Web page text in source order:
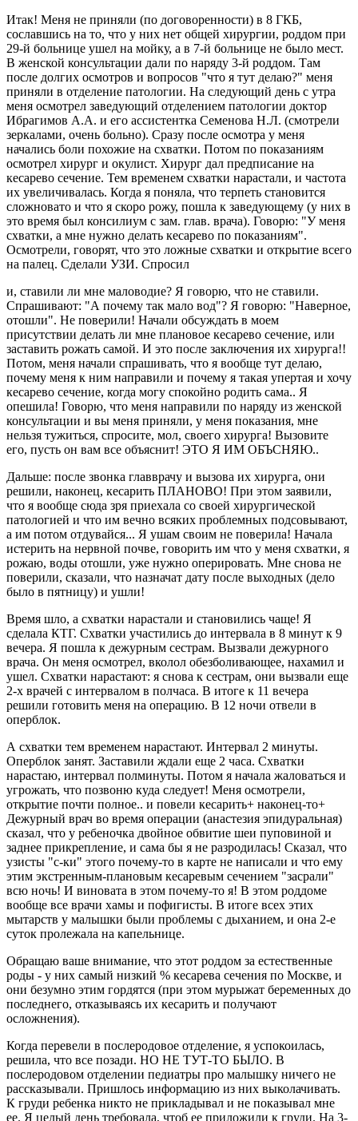
Итак! Меня не приняли (по договоренности) в 8 ГКБ,
сославшись на то, что у них нет общей хирургии, роддом при
29-й больнице ушел на мойку, а в 7-й больнице не было мест.
В женской консультации дали по наряду 3-й роддом. Там
после долгих осмотров и вопросов "что я тут делаю?" меня
приняли в отделение патологии. На следующий день с утра
меня осмотрел заведующий отделением патологии доктор
Ибрагимов А.А. и его ассистентка Семенова Н.Л. (смотрели
зеркалами, очень больно). Сразу после осмотра у меня
начались боли похожие на схватки. Потом по показаниям
осмотрел хирург и окулист. Хирург дал предписание на
кесарево сечение. Тем временем схватки нарастали, и частота
их увеличивалась. Когда я поняла, что терпеть становится
сложновато и что я скоро рожу, пошла к заведующему (у них в
это время был консилиум с зам. глав. врача). Говорю: "У меня
схватки, а мне нужно делать кесарево по показаниям".
Осмотрели, говорят, что это ложные схватки и открытие всего
на палец. Сделали УЗИ. Спросил
и, ставили ли мне маловодие? Я говорю, что не ставили.
Спрашивают: "А почему так мало вод"? Я говорю: "Наверное,
отошли". Не поверили! Начали обсуждать в моем
присутствии делать ли мне плановое кесарево сечение, или
заставить рожать самой. И это после заключения их хирурга!!
Потом, меня начали спрашивать, что я вообще тут делаю,
почему меня к ним направили и почему я такая упертая и хочу
кесарево сечение, когда могу спокойно родить сама.. Я
опешила! Говорю, что меня направили по наряду из женской
консультации и вы меня приняли, у меня показания, мне
нельзя тужиться, спросите, мол, своего хирурга! Вызовите
его, пусть он вам все объяснит! ЭТО Я ИМ ОБЪСНЯЮ..
Дальше: после звонка главврачу и вызова их хирурга, они
решили, наконец, кесарить ПЛАНОВО! При этом заявили,
что я вообще сюда зря приехала со своей хирургической
патологией и что им вечно всяких проблемных подсовывают,
а им потом отдувайся... Я ушам своим не поверила! Начала
истерить на нервной почве, говорить им что у меня схватки, я
рожаю, воды отошли, уже нужно оперировать. Мне снова не
поверили, сказали, что назначат дату после выходных (дело
было в пятницу) и ушли!
Время шло, а схватки нарастали и становились чаще! Я
сделала КТГ. Схватки участились до интервала в 8 минут к 9
вечера. Я пошла к дежурным сестрам. Вызвали дежурного
врача. Он меня осмотрел, вколол обезболивающее, нахамил и
ушел. Схватки нарастают: я снова к сестрам, они вызвали еще
2-х врачей с интервалом в полчаса. В итоге к 11 вечера
решили готовить меня на операцию. В 12 ночи отвели в
оперблок.
А схватки тем временем нарастают. Интервал 2 минуты.
Оперблок занят. Заставили ждали еще 2 часа. Схватки
нарастаю, интервал полминуты. Потом я начала жаловаться и
угрожать, что позвоню куда следует! Меня осмотрели,
открытие почти полное.. и повели кесарить+ наконец-то+
Дежурный врач во время операции (анастезия эпидуральная)
сказал, что у ребеночка двойное обвитие шеи пуповиной и
заднее прикрепление, и сама бы я не разродилась! Сказал, что
узисты "с-ки" этого почему-то в карте не написали и что ему
этим экстренным-плановым кесаревым сечением "засрали"
всю ночь! И виновата в этом почему-то я! В этом роддоме
вообще все врачи хамы и пофигисты. В итоге всех этих
мытарств у малышки были проблемы с дыханием, и она 2-е
суток пролежала на капельнице.
Обращаю ваше внимание, что этот роддом за естественные
роды - у них самый низкий % кесарева сечения по Москве, и
они безумно этим гордятся (при этом мурыжат беременных до
последнего, отказываясь их кесарить и получают
осложнения).
Когда перевели в послеродовое отделение, я успокоилась,
решила, что все позади. НО НЕ ТУТ-ТО БЫЛО. В
послеродовом отделении педиатры про малышку ничего не
рассказывали. Пришлось информацию из них выколачивать.
К груди ребенка никто не прикладывал и не показывал мне
ее. Я целый день требовала, чтоб ее приложили к груди. На 3-